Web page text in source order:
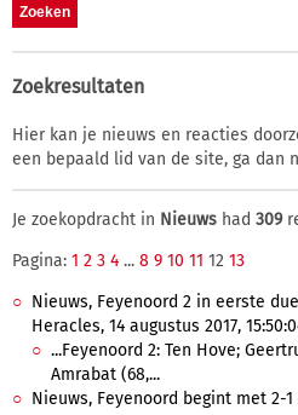
Zoekresultaten
Hier kan je nieuws en reacties
een bepaald lid van de site, ga dan
Je zoekopdracht in Nieuws had 309
Pagina: 1 2 3 4 ... 8 9 10 11 12 13
Nieuws, Feyenoord 2 in eerste
Heracles, 14 augustus 2017,
...Feyenoord 2: Ten Hove;
Amrabat (68,...
Nieuws, Feyenoord begint met 2-1